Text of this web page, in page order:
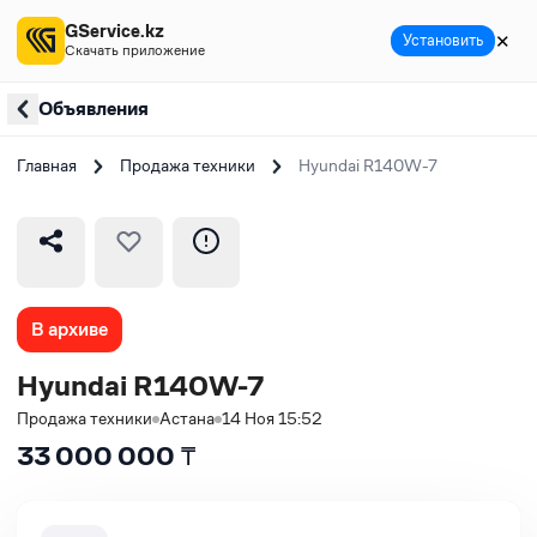
Объявления
Главная Продажа техники Hyundai R140W-7
В архиве
Hyundai R140W-7
Продажа техники Астана 14 Ноя 15:52
33 000 000 ₸
GService.kz
Скачать приложение Установить ✕